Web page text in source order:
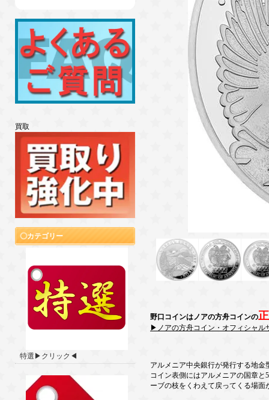
買取
カテゴリー
特選▶クリック◀
野口コインはノアの方舟コインの
▶ノアの方舟コイン・オフィシャ
アルメニア中央銀行が発行する地金
コイン表側にはアルメニアの国章
ーブの枝をくわえて戻ってくる場面